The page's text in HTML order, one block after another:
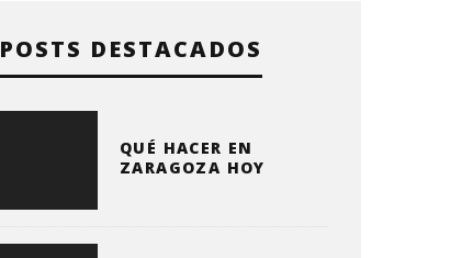
POSTS DESTACADOS
QUÉ HACER EN
ZARAGOZA HOY